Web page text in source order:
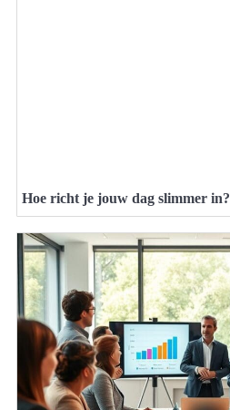
Hoe richt je jouw dag slimmer in?